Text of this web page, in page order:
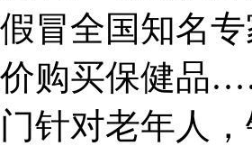
假冒全国知名
价购买保健品
门针对老年人